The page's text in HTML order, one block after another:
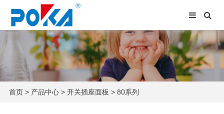
首页> 产品中心> 开关插座面板 > 80系列